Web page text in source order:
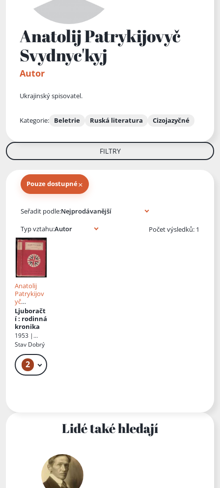
Anatolij Patrykijovyč
Svydnyc'kyj
Autor
Ukrajinský spisovatel.
Kategorie: Beletrie Ruská literatura Cizojazyčné
FILTRY
Pouze dostupné×
Seřadit podle:
Typ vztahu:
Počet výsledků: 1
Anatolij
Patrykijov
yč
Svydnyc'k
yj , Př.
Rudolf
Hůlka
Ljuboračt
í: rodinná
kronika
1953 |
Státní
nakladatels
tví krásné
literatury,
hudby a
Stav Dobrý
2 69 Kč
Lidé také hledají